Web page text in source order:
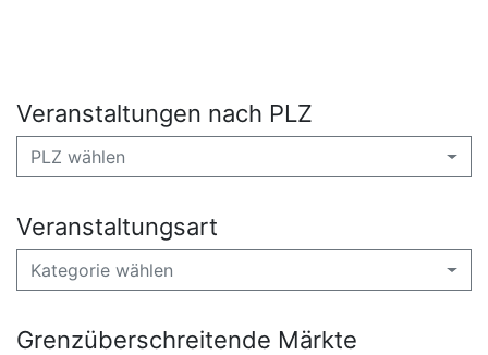
Veranstaltungen nach PLZ
PLZ wählen
Veranstaltungsart
Kategorie wählen
Grenzüberschreitende Märkte